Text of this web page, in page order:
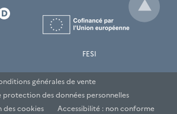
FESI
générales de vente
protection des données personnelles
des cookies
Accessibilité : non conforme